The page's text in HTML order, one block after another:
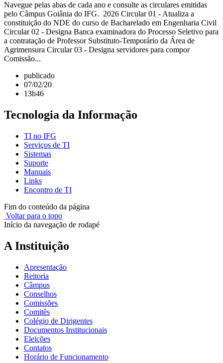
Navegue pelas abas de cada ano e consulte as circulares emitidas
pelo Câmpus Goiânia do IFG. 2026 Circular 01 - Atualiza a
constituição do NDE do curso de Bacharelado em Engenharia Civil
Circular 02 - Designa Banca examinadora do Processo Seletivo para
a contratação de Professor Substituto-Temporário da Área de
Agrimensura Circular 03 - Designa servidores para compor
Comissão...
publicado
07/02/20
13h46
Tecnologia da Informação
TI no IFG
Serviços de TI
Sistemas
Suporte
Manuais
Links
Encontro de TI
Fim do conteúdo da página
Voltar para o topo
Início da navegação de rodapé
A Instituição
Apresentação
Reitoria
Câmpus
Conselhos
Comissões
Comitês
Colégio de Dirigentes
Documentos Institucionais
Eleições
Contatos
Horário de Funcionamento